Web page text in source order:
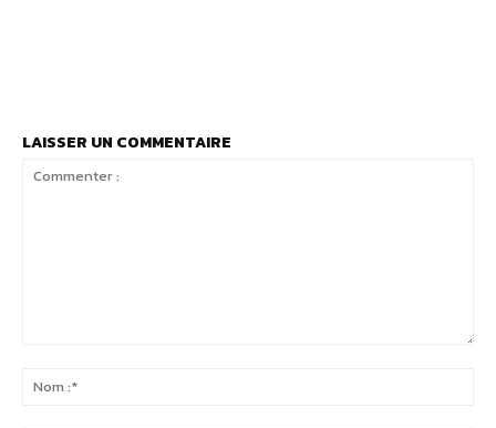
LAISSER UN COMMENTAIRE